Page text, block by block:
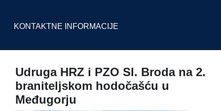
KONTAKTNE INFORMACIJE
Udruga HRZ i PZO Sl. Broda na 2.
braniteljskom hodočašću u
Međugorju